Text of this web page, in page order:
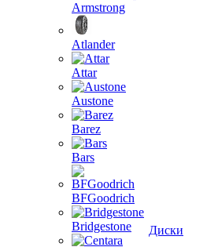
Armstrong
Atlander
Attar
Austone
Barez
Bars
BFGoodrich
Bridgestone
Диски